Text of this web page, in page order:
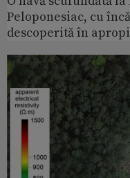
Peloponesiac, cu
descoperită în